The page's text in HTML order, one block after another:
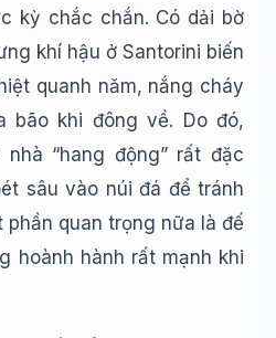
kỳ chắc chắn. Có dải bờ
khí hậu ở Santorini biến
quanh năm, nắng cháy
bão khi đông về. Do đó,
“hang động” rất đặc
sâu vào núi đá để tránh
phần quan trọng nữa là đế
hoành hành rất mạnh khi